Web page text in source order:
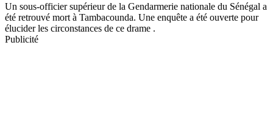
Un sous-officier supérieur de la Gendarmerie nationale du Sénégal a
été retrouvé mort à Tambacounda. Une enquête a été ouverte pour
élucider les circonstances de ce drame .
Publicité